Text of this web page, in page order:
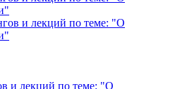
и лекций по теме: "О